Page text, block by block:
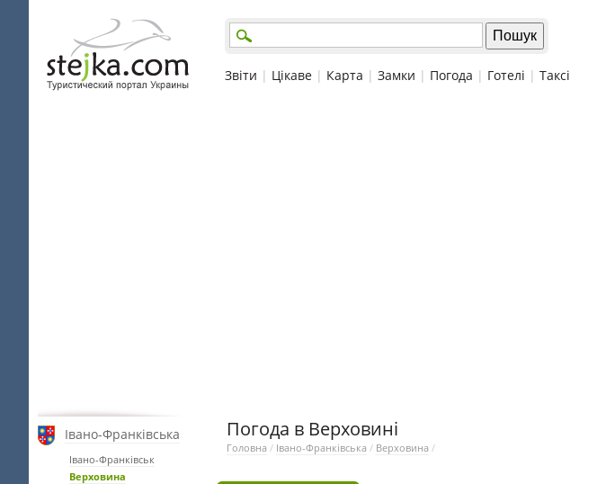
Звіти | Цікаве | Карта | Замки | Погода | Готелі | Таксі
Івано-Франківська
Івано-Франківськ
Верховина
Погода в Верховині
Головна / Івано-Франківська / Верховина /